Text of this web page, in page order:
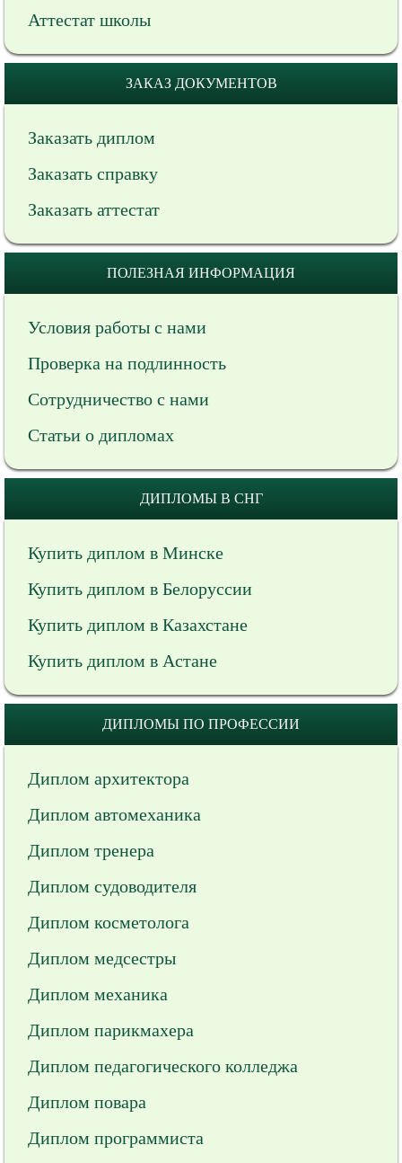
Аттестат школы
ЗАКАЗ ДОКУМЕНТОВ
Заказать диплом
Заказать справку
Заказать аттестат
ПОЛЕЗНАЯ ИНФОРМАЦИЯ
Условия работы с нами
Проверка на подлинность
Сотрудничество с нами
Статьи о дипломах
ДИПЛОМЫ В СНГ
Купить диплом в Минске
Купить диплом в Белоруссии
Купить диплом в Казахстане
Купить диплом в Астане
ДИПЛОМЫ ПО ПРОФЕССИИ
Диплом архитектора
Диплом автомеханика
Диплом тренера
Диплом судоводителя
Диплом косметолога
Диплом медсестры
Диплом механика
Диплом парикмахера
Диплом педагогического колледжа
Диплом повара
Диплом программиста